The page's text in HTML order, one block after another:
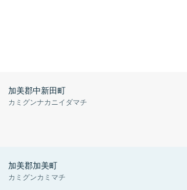
加美郡中新田町
カミグンナカニイダマチ
加美郡加美町
カミグンカミマチ